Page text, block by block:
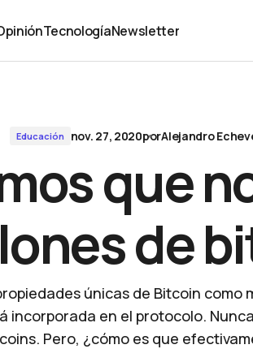
TecnologíaNewsletter
Educación nov. 27, 2020porAlejandro
que
de
únicas de Bitcoin como
incorporada en el protocolo.
Pero, ¿cómo es que